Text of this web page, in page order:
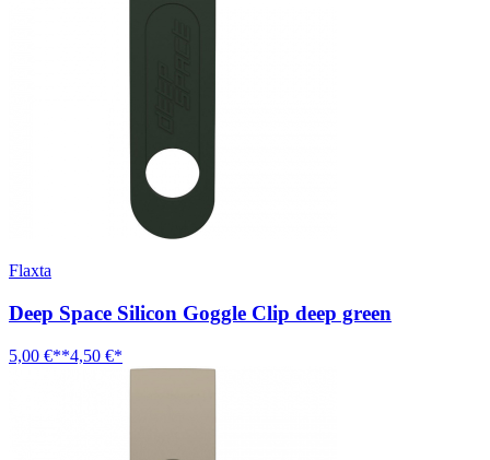
Flaxta
Deep Space Silicon Goggle Clip deep green
5,00 €**4,50 €*